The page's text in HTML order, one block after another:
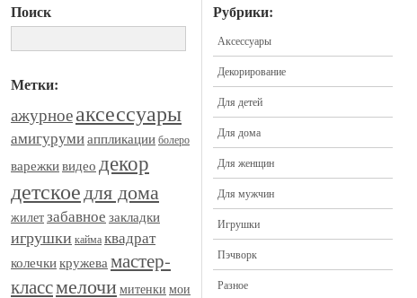
Поиск
Метки:
ажурноеаксессуары
амигурумиаппликацииболеро
варежкивидео декор
детскоедля дома
жилетзабавное закладки
игрушки каймаквадрат
колечкикружевамастер-
классмелочи митенки мои
Рубрики:
Аксессуары
Декорирование
Для детей
Для дома
Для женщин
Для мужчин
Игрушки
Пэчворк
Разное